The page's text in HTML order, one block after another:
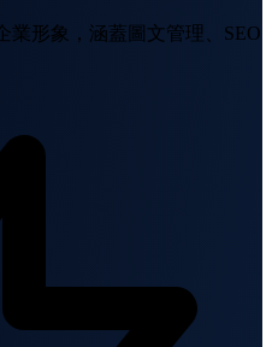
業形象，涵蓋圖文管理、SEO